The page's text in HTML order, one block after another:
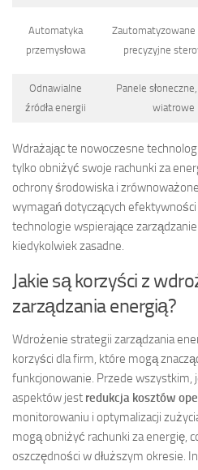
Automatyka
przemysłowa
Zautomatyzowane
precyzyjne
Odnawialne
źródła energii
Panele
wiatrowe
Wdrażając te nowoczesne
tylko obniżyć swoje rachunki za
ochrony środowiska i
wymagań dotyczących
technologie wspierające
kiedykolwiek zasadne.
Jakie są korzyści z
zarządzania energią?
Wdrożenie strategii zarządzania
korzyści dla firm, które mogą
funkcjonowanie. Przede wszystkim,
aspektów jest redukcja kosztów
monitorowaniu i optymalizacji
mogą obniżyć rachunki za energię,
oszczędności w dłuższym okresie.